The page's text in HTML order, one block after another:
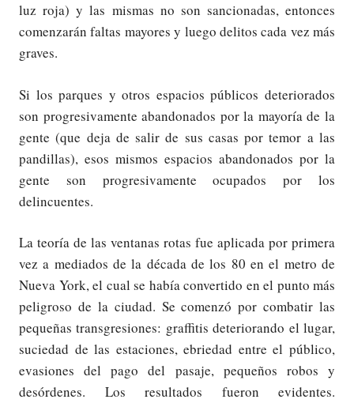
luz roja) y las mismas no son sancionadas, entonces
comenzarán faltas mayores y luego delitos cada vez más
graves.
Si los parques y otros espacios públicos deteriorados
son progresivamente abandonados por la mayoría de la
gente (que deja de salir de sus casas por temor a las
pandillas), esos mismos espacios abandonados por la
gente son progresivamente ocupados por los
delincuentes.
La teoría de las ventanas rotas fue aplicada por primera
vez a mediados de la década de los 80 en el metro de
Nueva York, el cual se había convertido en el punto más
peligroso de la ciudad. Se comenzó por combatir las
pequeñas transgresiones: graffitis deteriorando el lugar,
suciedad de las estaciones, ebriedad entre el público,
evasiones del pago del pasaje, pequeños robos y
desórdenes. Los resultados fueron evidentes.